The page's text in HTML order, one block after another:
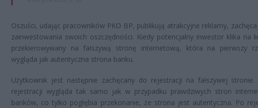
Oszuści, udając pracowników PKO BP, publikują atrakcyjne reklamy,
zainwestowania swoich oszczędności. Kiedy potencjalny inwestor klika na
przekierowywany na fałszywą stronę internetową, która na pierwszy
wygląda jak autentyczna strona banku.
Użytkownik jest następnie zachęcany do rejestracji na fałszywej stronie.
rejestracji wygląda tak samo jak w przypadku prawdziwych stron
banków, co tylko pogłębia przekonanie, że strona jest autentyczna. Po